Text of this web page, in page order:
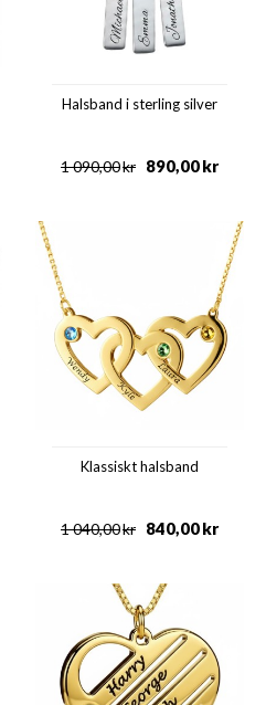
Halsband i sterling silver
kr
1 090,00 kr
890,00
Klassiskt halsband
kr
1 040,00 kr
840,00